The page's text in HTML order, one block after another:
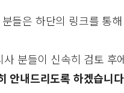
들은 하단의 링크를 통
분들이 신속히 검토 후
안내드리도록 하겠습니